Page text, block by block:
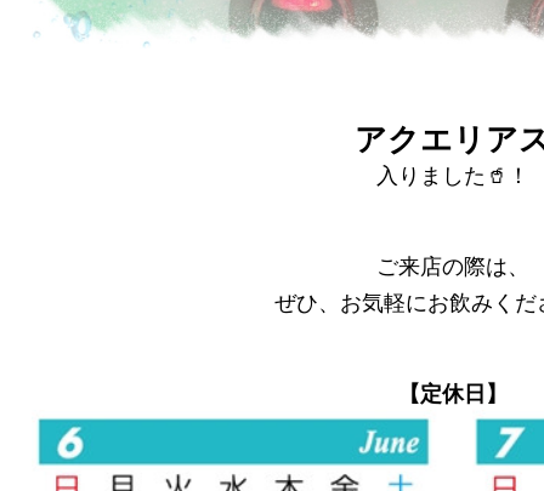
アクエリア
入りました🥤！
ご来店の際は、
ぜひ、お気軽にお飲みくだ
【定休日】